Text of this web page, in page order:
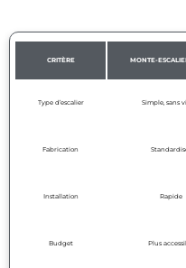
CRITÈRE MONTE-
Type d’escalier Simple, sans
Fabrication
Installation Rapide
Budget Plus